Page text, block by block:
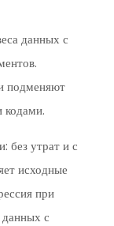
данных с
подменяют
кодами.
без утрат и с
исходные
при
с